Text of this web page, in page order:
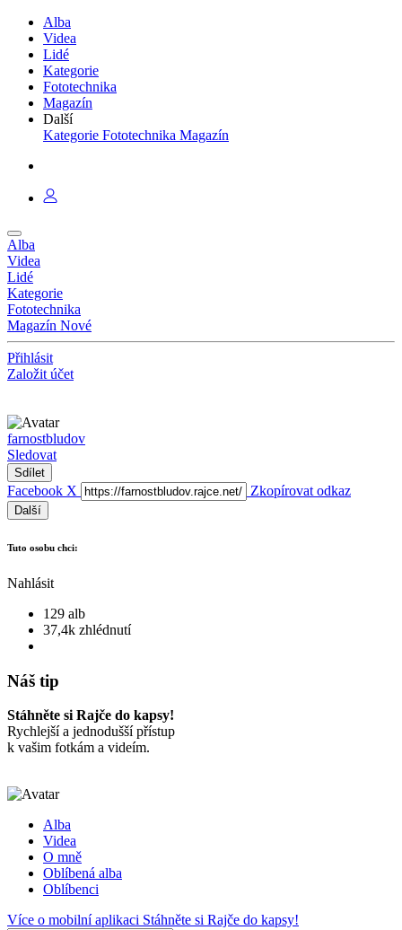
Alba
Videa
Lidé
Kategorie
Fototechnika
Magazín
Další
Kategorie Fototechnika Magazín
Alba
Videa
Lidé
Kategorie
Fototechnika
Magazín Nové
Přihlásit
Založit účet
farnostbludov
Sledovat
Sdílet
Facebook X Zkopírovat odkaz
Další
Tuto osobu chci:
Nahlásit
129 alb
37,4k zhlédnutí
Náš tip
Stáhněte si Rajče do kapsy!
Rychlejší a jednodušší přístup
k vašim fotkám a videím.
Alba
Videa
O mně
Oblíbená alba
Oblíbenci
Více o mobilní aplikaci Stáhněte si Rajče do kapsy!